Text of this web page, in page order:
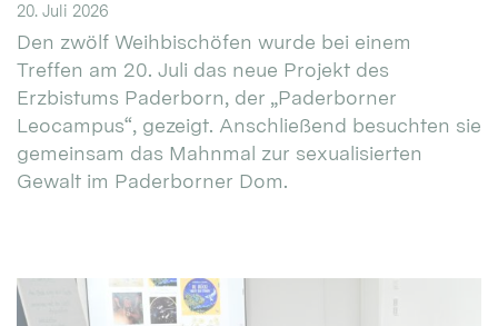
20. Juli 2026
Den zwölf Weihbischöfen wurde bei einem
Treffen am 20. Juli das neue Projekt des
Erzbistums Paderborn, der „Paderborner
Leocampus“, gezeigt. Anschließend besuchten sie
gemeinsam das Mahnmal zur sexualisierten
Gewalt im Paderborner Dom.